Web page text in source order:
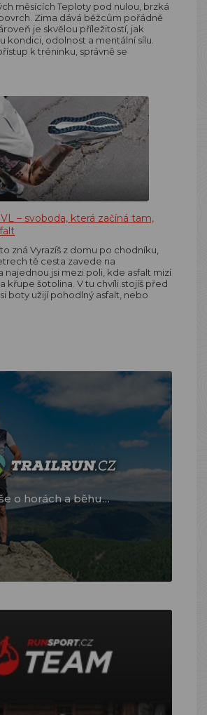
měsících Teploty pod nulou, brzká
Zima dává běžcům pořádně
je skvělou příležitostí, jak
kondici, odolnost a mentální sílu.
k tréninku, správně se
– svoboda, která začíná tam,
zná Vyrazíš z domu po chodníku,
tě cesta zavede na
najednou jsi mezi poli, kde asfalt mizí
křupe šotolina. V tu chvíli stojíš před
boty užijí pohodlný asfalt, nebo
o horách a běhu…